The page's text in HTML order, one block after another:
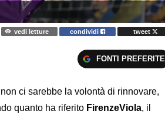
vedi letture condividi tweet
FONTI PREFERITE
ci sarebbe la volontà di rinnovare,
quanto ha riferito FirenzeViola, il